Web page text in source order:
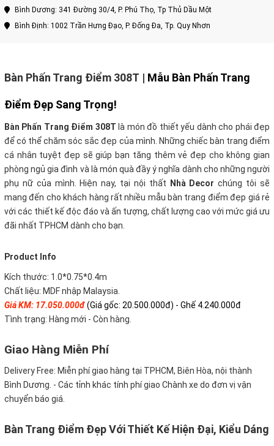
Bình Dương: 341 Đường 30/4, P. Phú Thọ, Tp Thủ Dầu Một
Bình Định: 1002 Trần Hưng Đạo, P. Đống Đa, Tp. Quy Nhơn
Bàn Phấn Trang Điểm 308T | Mẫu Bàn Phấn Trang
Điểm Đẹp Sang Trọng!
Bàn Phấn Trang Điểm 308T là món đồ thiết yếu dành cho phái đẹp
để có thể chăm sóc sắc đẹp của mình. Những chiếc bàn trang điểm
cá nhân tuyệt đẹp sẽ giúp bạn tăng thêm vẻ đẹp cho không gian
phòng ngủ gia đình và là món quà đầy ý nghĩa dành cho những người
phụ nữ của mình. Hiện nay, tại nội thất
Nhà Decor chúng tôi sẽ
mang đến cho khách hàng rất nhiều mẫu bàn trang điểm đẹp giá rẻ
với các thiết kế độc đáo và ấn tượng, chất lượng cao với mức giá ưu
đãi nhất TPHCM dành cho bạn.
Product Info
Kích thước: 1.0*0.75*0.4m
Chất liệu: MDF nhập Malaysia.
Giá KM: 17.050.000đ(Giá gốc: 20.500.000đ) - Ghế 4.240.000đ
Tình trạng: Hàng mới - Còn hàng.
Giao Hàng Miễn Phí
Delivery Free: Miễn phí giao hàng tại TPHCM, Biên Hòa, nội thành
Bình Dương. - Các tỉnh khác tính phí giao Chành xe do đơn vị vận
chuyển báo giá.
Bàn Trang Điểm Đẹp Với Thiết Kế Hiện Đại, Kiểu Dáng